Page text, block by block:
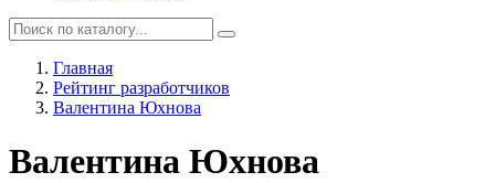
Главная
Рейтинг разработчиков
Валентина Юхнова
Валентина Юхнова